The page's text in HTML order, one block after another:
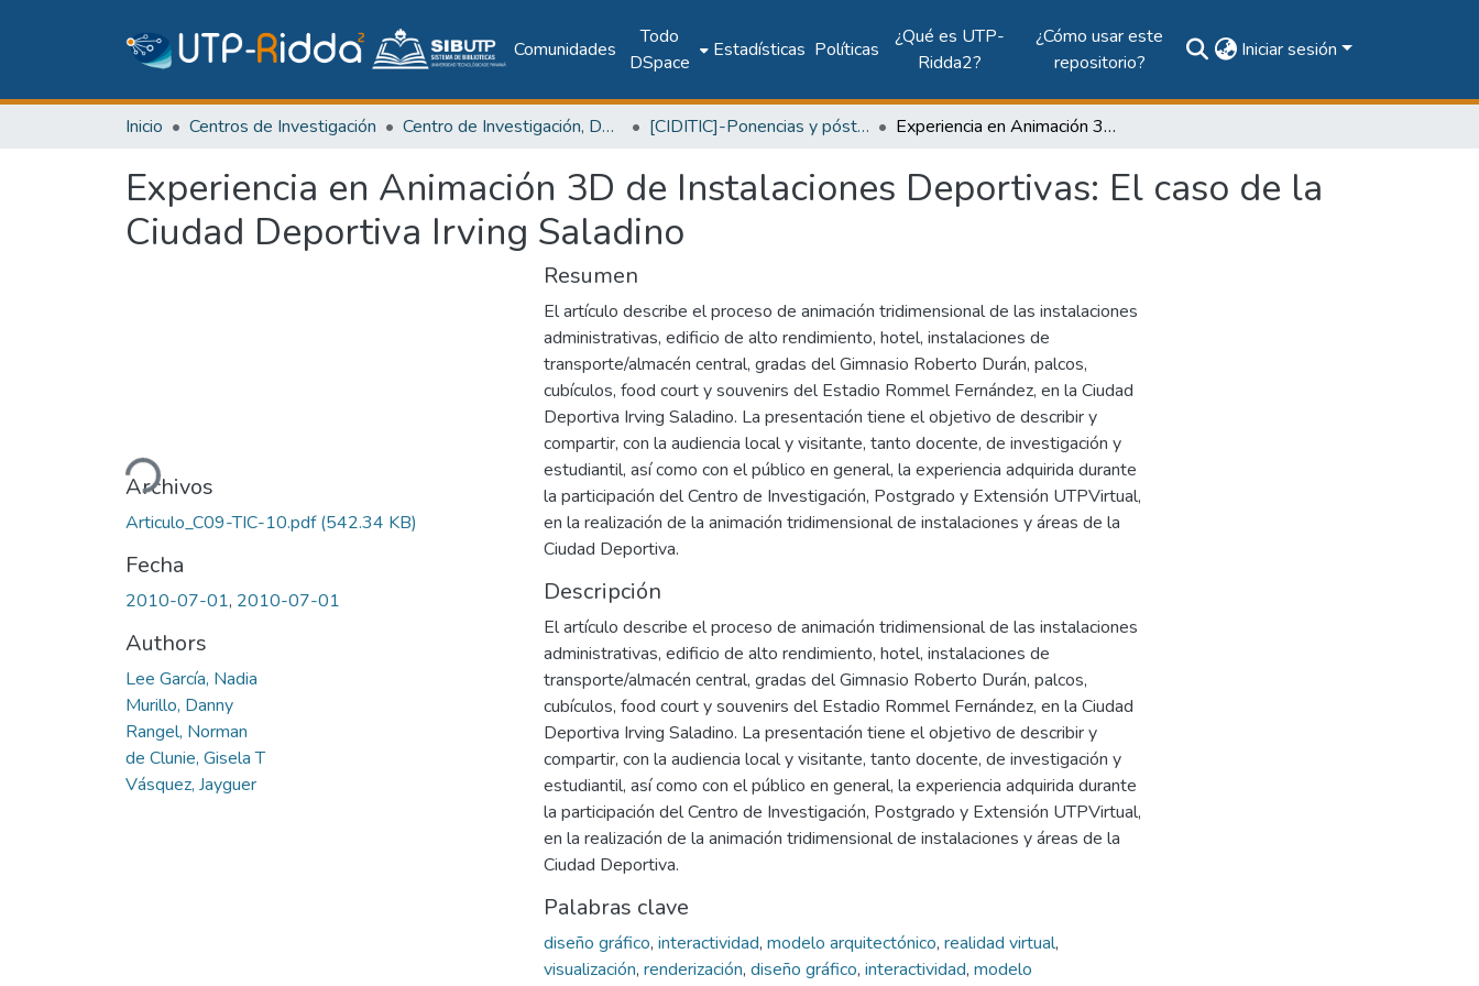
Comunidades
Todo
DSpace
Estadísticas Políticas
¿Qué es UTP-
Ridda2?
¿Cómo usar este
repositorio?
Iniciar sesión
Inicio Centros de Investigación Centro de Investigación, Desarrollo e Innovación en TIC [CIDITIC]-Ponencias y pósteres Experiencia en Animación 3D de Instalaciones Deportivas: El caso de la Ciudad Deportiva Irving Saladino
Experiencia en Animación 3D de Instalaciones Deportivas: El caso de la
Ciudad Deportiva Irving Saladino
Cargando...
Archivos
Articulo_C09-TIC-10.pdf(542.34 KB)
Fecha
2010-07-01, 2010-07-01
Authors
Lee García, Nadia
Murillo, Danny
Rangel, Norman
de Clunie, Gisela T
Vásquez, Jayguer
Resumen
El artículo describe el proceso de animación tridimensional de las instalaciones
administrativas, edificio de alto rendimiento, hotel, instalaciones de
transporte/almacén central, gradas del Gimnasio Roberto Durán, palcos,
cubículos, food court y souvenirs del Estadio Rommel Fernández, en la Ciudad
Deportiva Irving Saladino. La presentación tiene el objetivo de describir y
compartir, con la audiencia local y visitante, tanto docente, de investigación y
estudiantil, así como con el público en general, la experiencia adquirida durante
la participación del Centro de Investigación, Postgrado y Extensión UTPVirtual,
en la realización de la animación tridimensional de instalaciones y áreas de la
Ciudad Deportiva.
Descripción
El artículo describe el proceso de animación tridimensional de las instalaciones
administrativas, edificio de alto rendimiento, hotel, instalaciones de
transporte/almacén central, gradas del Gimnasio Roberto Durán, palcos,
cubículos, food court y souvenirs del Estadio Rommel Fernández, en la Ciudad
Deportiva Irving Saladino. La presentación tiene el objetivo de describir y
compartir, con la audiencia local y visitante, tanto docente, de investigación y
estudiantil, así como con el público en general, la experiencia adquirida durante
la participación del Centro de Investigación, Postgrado y Extensión UTPVirtual,
en la realización de la animación tridimensional de instalaciones y áreas de la
Ciudad Deportiva.
Palabras clave
diseño gráfico, interactividad, modelo arquitectónico, realidad virtual,
visualización, renderización, diseño gráfico, interactividad, modelo